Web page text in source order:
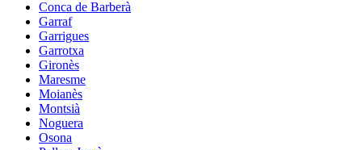
Conca de Barberà
Garraf
Garrigues
Garrotxa
Gironès
Maresme
Moianès
Montsià
Noguera
Osona